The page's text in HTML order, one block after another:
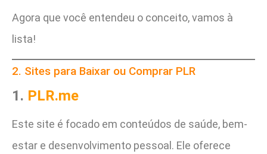
Agora que você entendeu o conceito, vamos à
lista!
2. Sites para Baixar ou Comprar PLR
1. PLR.me
Este site é focado em conteúdos de saúde, bem-
estar e desenvolvimento pessoal. Ele oferece